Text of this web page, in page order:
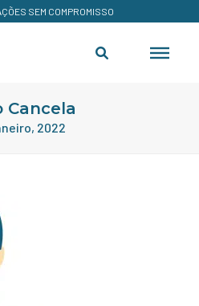
SEM COMPROMISSO
Cancela
2022